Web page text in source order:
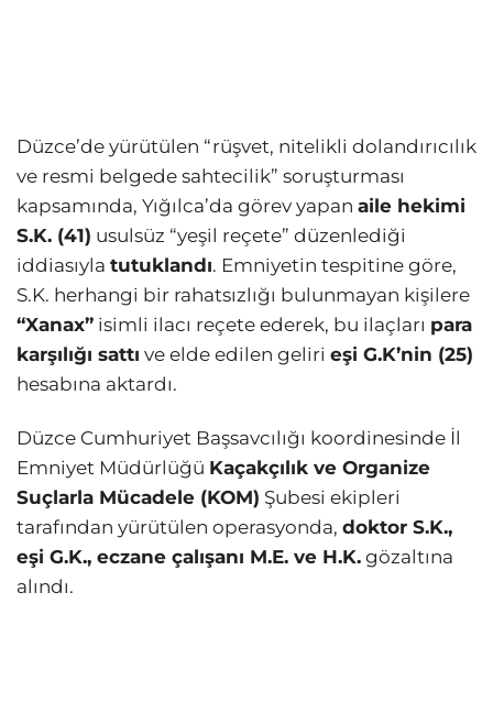
Düzce’de yürütülen “rüşvet, nitelikli dolandırıcılık
ve resmi belgede sahtecilik” soruşturması
kapsamında, Yığılca’da görev yapan aile hekimi
S.K. (41) usulsüz “yeşil reçete” düzenlediği
iddiasıyla tutuklandı. Emniyetin tespitine göre,
S.K. herhangi bir rahatsızlığı bulunmayan kişilere
“Xanax” isimli ilacı reçete ederek, bu ilaçları para
karşılığı sattı ve elde edilen geliri eşi G.K’nin (25)
hesabına aktardı.
Düzce Cumhuriyet Başsavcılığı koordinesinde İl
Emniyet Müdürlüğü Kaçakçılık ve Organize
Suçlarla Mücadele (KOM) Şubesi ekipleri
tarafından yürütülen operasyonda, doktor S.K.,
eşi G.K., eczane çalışanı M.E. ve H.K. gözaltına
alındı.